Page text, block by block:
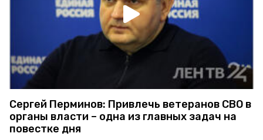
Сергей Перминов: Привлечь ветеранов СВО в
органы власти – одна из главных задач на
повестке дня